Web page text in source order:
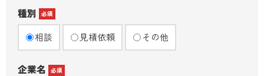
種別 必須
相談 見積依頼 その他
企業名 必須